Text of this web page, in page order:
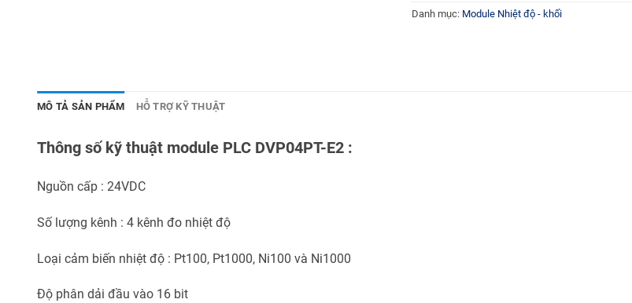
Danh mục: Module Nhiệt độ - khối
MÔ TẢ SẢN PHẨM HỖ TRỢ KỸ THUẬT
Thông số kỹ thuật module PLC DVP04PT-E2 :
Nguồn cấp : 24VDC
Số lượng kênh : 4 kênh đo nhiệt độ
Loại cảm biến nhiệt độ : Pt100, Pt1000, Ni100 và Ni1000
Độ phân dải đầu vào 16 bit